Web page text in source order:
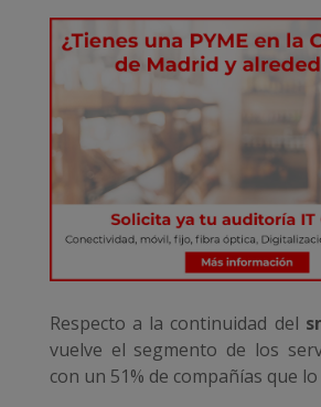
Respecto a la continuidad del
vuelve el segmento de los
con un 51% de compañías que